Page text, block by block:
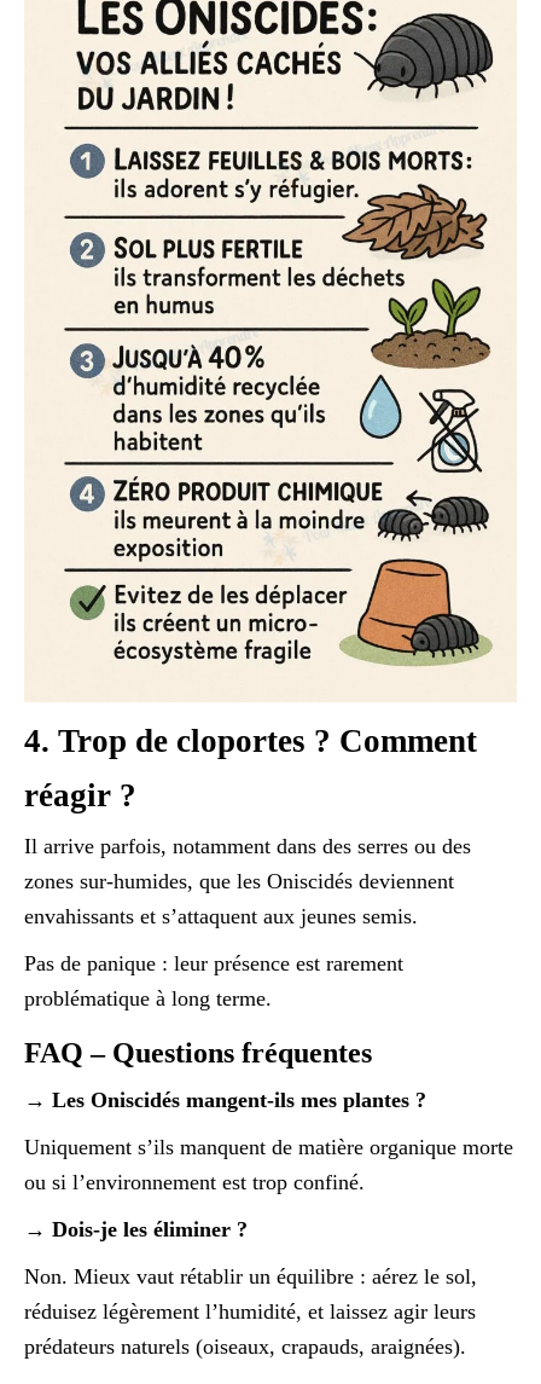
4. Trop de cloportes ? Comment
réagir ?
Il arrive parfois, notamment dans des serres ou des
zones sur-humides, que les Oniscidés deviennent
envahissants et s’attaquent aux jeunes semis.
Pas de panique : leur présence est rarement
problématique à long terme.
FAQ – Questions fréquentes
→ Les Oniscidés mangent-ils mes plantes ?
Uniquement s’ils manquent de matière organique morte
ou si l’environnement est trop confiné.
→ Dois-je les éliminer ?
Non. Mieux vaut rétablir un équilibre : aérez le sol,
réduisez légèrement l’humidité, et laissez agir leurs
prédateurs naturels (oiseaux, crapauds, araignées).